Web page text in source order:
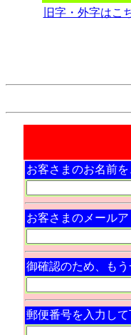
旧字・外字はこ
お客さまのお名前を
お客さまのメールア
御確認のため、も
郵便番号を入力して